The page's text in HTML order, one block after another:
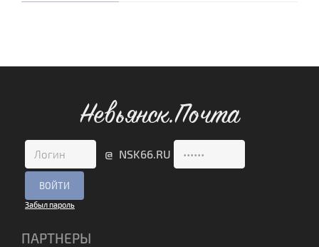
Невьянск.Почта
@ NSK66.RU
Забыл пароль
ПАРТНЕРЫ